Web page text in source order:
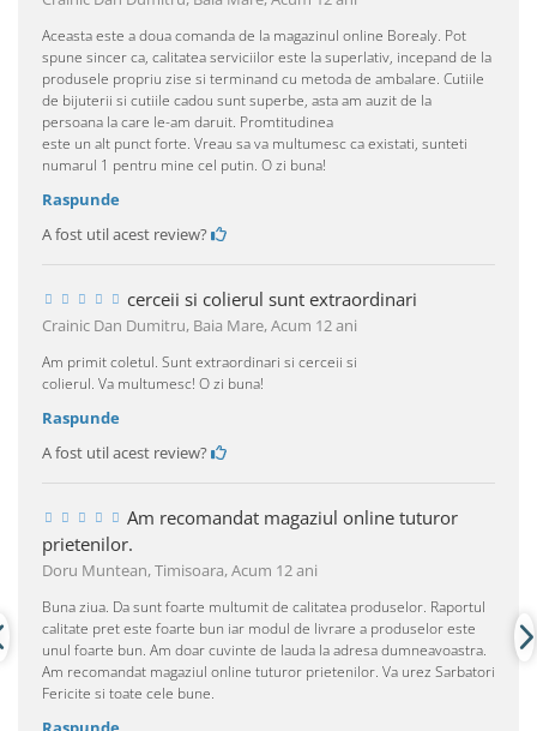
Aceasta este a doua comanda de la magazinul online Borealy. Pot
spune sincer ca, calitatea serviciilor este la superlativ, incepand de la
produsele propriu zise si terminand cu metoda de ambalare. Cutiile
de bijuterii si cutiile cadou sunt superbe, asta am auzit de la
persoana la care le-am daruit. Promtitudinea
este un alt punct forte. Vreau sa va multumesc ca existati, sunteti
numarul 1 pentru mine cel putin. O zi buna!
Raspunde
A fost util acest review?
cerceii si colierul sunt extraordinari
Crainic Dan Dumitru, Baia Mare,Acum 12 ani
Am primit coletul. Sunt extraordinari si cerceii si
colierul. Va multumesc! O zi buna!
Raspunde
A fost util acest review?
Am recomandat magaziul online tuturor
prietenilor.
Doru Muntean, Timisoara,Acum 12 ani
Buna ziua. Da sunt foarte multumit de calitatea produselor. Raportul
calitate pret este foarte bun iar modul de livrare a produselor este
unul foarte bun. Am doar cuvinte de lauda la adresa dumneavoastra.
Am recomandat magaziul online tuturor prietenilor. Va urez Sarbatori
Fericite si toate cele bune.